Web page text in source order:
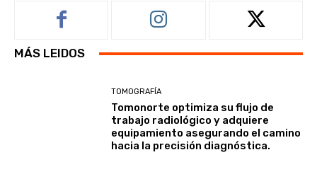
MÁS LEIDOS
TOMOGRAFÍA
Tomonorte optimiza su flujo de
trabajo radiológico y adquiere
equipamiento asegurando el camino
hacia la precisión diagnóstica.